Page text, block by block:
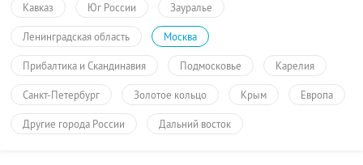
Кавказ Юг России Зауралье
Ленинградская область Москва
Прибалтика и Скандинавия Подмосковье Карелия
Санкт-Петербург Золотое кольцо Крым Европа
Другие города России Дальний восток